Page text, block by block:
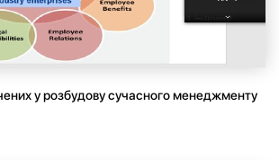
у розбудову сучасного менеджменту